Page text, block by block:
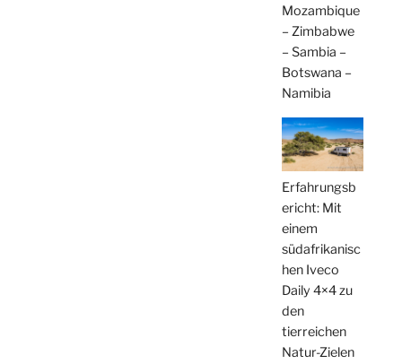
Mozambique
– Zimbabwe
– Sambia –
Botswana –
Namibia
Erfahrungsb
ericht: Mit
einem
südafrikanisc
hen Iveco
Daily 4×4 zu
den
tierreichen
Natur-Zielen